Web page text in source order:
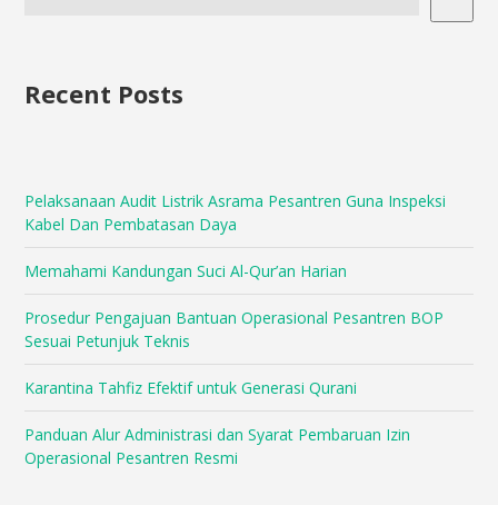
Recent Posts
Pelaksanaan Audit Listrik Asrama Pesantren Guna Inspeksi
Kabel Dan Pembatasan Daya
Memahami Kandungan Suci Al-Qur’an Harian
Prosedur Pengajuan Bantuan Operasional Pesantren BOP
Sesuai Petunjuk Teknis
Karantina Tahfiz Efektif untuk Generasi Qurani
Panduan Alur Administrasi dan Syarat Pembaruan Izin
Operasional Pesantren Resmi